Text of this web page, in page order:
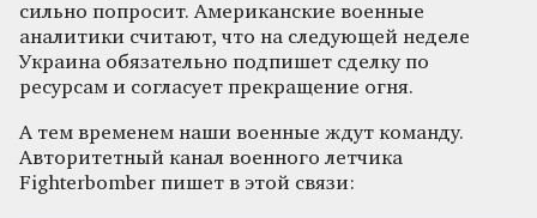
сильно попросит. Американские военные
аналитики считают, что на следующей неделе
Украина обязательно подпишет сделку по
ресурсам и согласует прекращение огня.
А тем временем наши военные ждут команду.
Авторитетный канал военного летчика
Fighterbomber пишет в этой связи: